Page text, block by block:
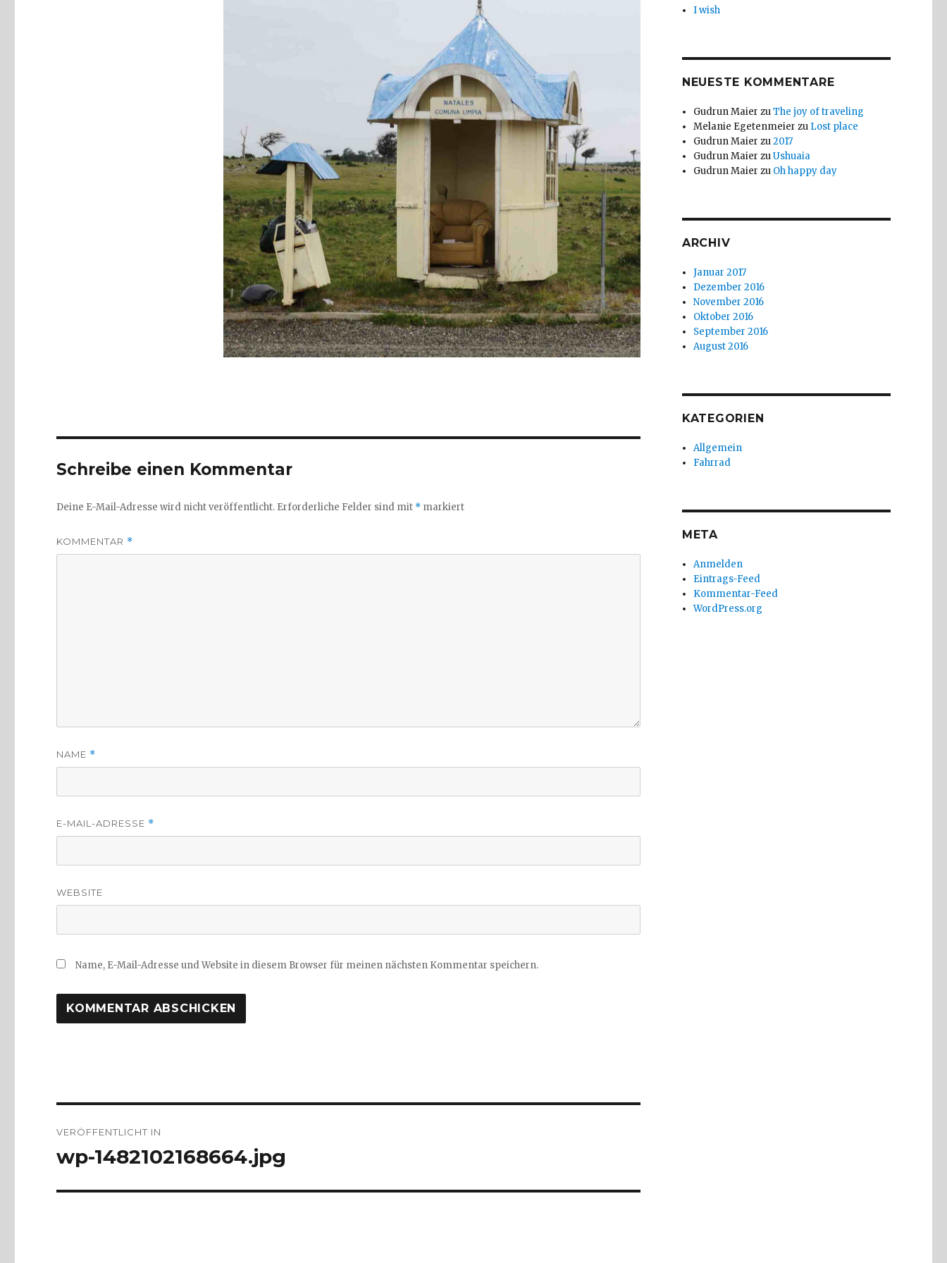
Schreibe einen Kommentar
Deine E-Mail-Adresse wird nicht veröffentlicht. Erforderliche Felder sind mit * markiert
KOMMENTAR *
NAME *
E-MAIL-ADRESSE *
WEBSITE
Name, E-Mail-Adresse und Website in diesem Browser für meinen nächsten Kommentar speichern.
VERÖFFENTLICHT IN
wp-1482102168664.jpg
I wish
NEUESTE KOMMENTARE
Gudrun Maier zuThe joy of traveling
Melanie Egetenmeier zu Lost place
Gudrun Maier zu2017
Gudrun Maier zuUshuaia
Gudrun Maier zu Oh happy day
ARCHIV
Januar 2017
Dezember 2016
November 2016
Oktober 2016
September 2016
August 2016
KATEGORIEN
Allgemein
Fahrrad
META
Anmelden
Eintrags-Feed
Kommentar-Feed
WordPress.org